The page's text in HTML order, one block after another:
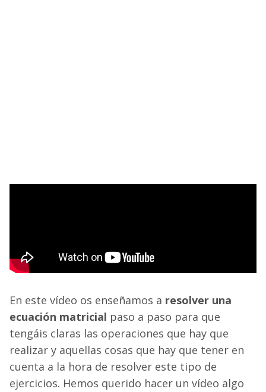
En este vídeo os enseñamos a resolver una
ecuación matricial paso a paso para que
tengáis claras las operaciones que hay que
realizar y aquellas cosas que hay que tener en
cuenta a la hora de resolver este tipo de
ejercicios. Hemos querido hacer un vídeo algo